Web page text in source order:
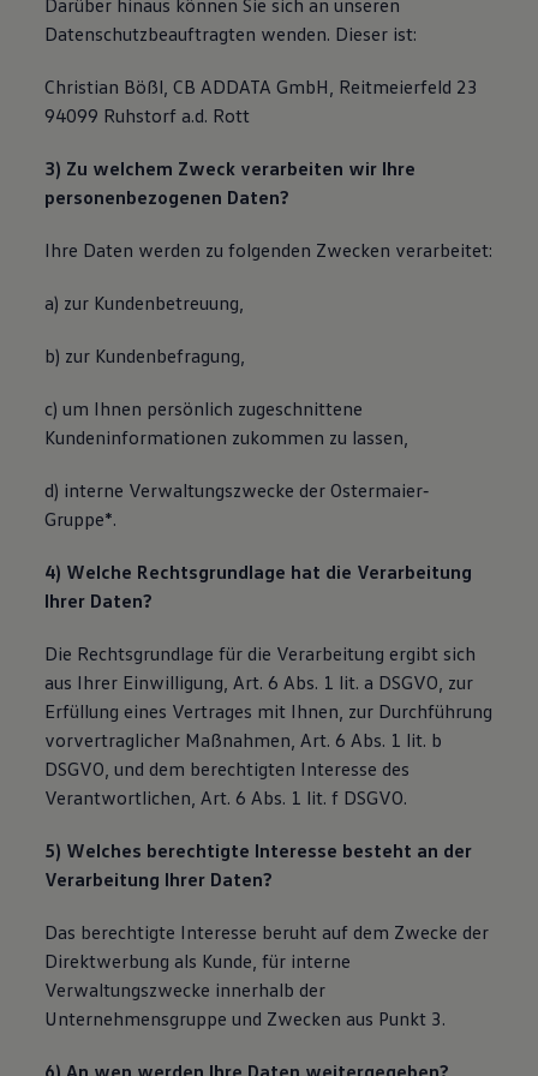
Fahrzeugabholung ab Werk
Darüber hinaus können Sie sich an unseren
Datenschutzbeauftragten wenden. Dieser ist:
Christian Bößl, CB ADDATA GmbH, Reitmeierfeld 23
94099 Ruhstorf a.d. Rott
3) Zu welchem Zweck verarbeiten wir Ihre
personenbezogenen Daten?
Ihre Daten werden zu folgenden Zwecken verarbeitet:
a) zur Kundenbetreuung,
b) zur Kundenbefragung,
c) um Ihnen persönlich zugeschnittene
Kundeninformationen zukommen zu lassen,
d) interne Verwaltungszwecke der Ostermaier‐
Gruppe*.
4) Welche Rechtsgrundlage hat die Verarbeitung
Ihrer Daten?
Die Rechtsgrundlage für die Verarbeitung ergibt sich
aus Ihrer Einwilligung, Art. 6 Abs. 1 lit. a DSGVO, zur
Erfüllung eines Vertrages mit Ihnen, zur Durchführung
vorvertraglicher Maßnahmen, Art. 6 Abs. 1 lit. b
DSGVO, und dem berechtigten Interesse des
Verantwortlichen, Art. 6 Abs. 1 lit. f DSGVO.
5) Welches berechtigte Interesse besteht an der
Verarbeitung Ihrer Daten?
Das berechtigte Interesse beruht auf dem Zwecke der
Direktwerbung als Kunde, für interne
Verwaltungszwecke innerhalb der
Unternehmensgruppe und Zwecken aus Punkt 3.
6) An wen werden Ihre Daten weitergegeben?